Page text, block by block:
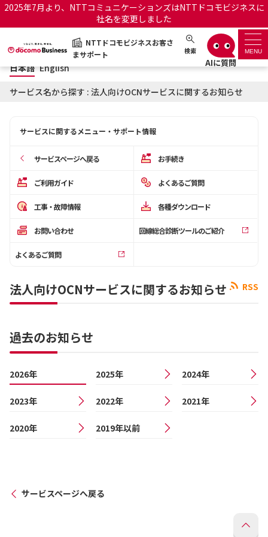
2025年7月より、NTTコミュニケーションズはNTTドコモビジネスに
社名を変更しました
NTTドコモビジネスお客さ
まサポート
検索 MENU
NTTドコモビジネスお客さまサポート 日本語 English
サポートトップ
お知らせ サポートサイトの使い方
OCNのお客さまはこちら
工事・故障情報通知サー
オフィシャルサイト
日本語 English
サービス名から探す : 法人向けOCNサービスに関するお知らせ
サービスに関するメニュー・サポート情報
サービスページへ戻る お手続き
ご利用ガイド よくあるご質問
工事・故障情報 各種ダウンロード
お問い合わせ 回線総合診断ツールのご紹介
よくあるご質問
RSS
法人向けOCNサービスに関するお知らせ
過去のお知らせ
2026年 2025年 2024年
2023年 2022年 2021年
2020年 2019年以前
サービスページへ戻る